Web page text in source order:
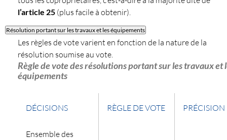
l’article 25 (plus facile à obtenir).
Résolution portant sur les travaux et les équipements
Les règles de vote varient en fonction de la nature de la
résolution soumise au vote.
Règle de vote des résolutions portant sur les travaux et
équipements
DÉCISIONS RÈGLE DE VOTE PRÉCISION
Ensemble des